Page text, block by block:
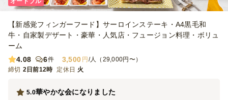
【新感覚フィンガーフード】サーロインステーキ・A4黒毛和
牛・自家製デザート・豪華・人気店・フュージョン料理・ボリュ
ーム
4.08
6件 3,500 円 /人（29,000円〜）
締切 2日前12時 定休日 火
華やかな会になりました
5.0